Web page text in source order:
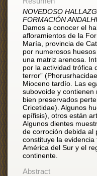
NOVEDOSO
FORMACIÓN
Damos a conocer el
afloramientos de la
María, provincia de
por numerosos
una matriz arenosa.
por la actividad trófica
terror”
Mioceno tardío. Las
subovoide y
bien preservados
Cricetidae). Algunos
epífisis), otros están
Algunos dientes
de corroción debida al
constituye la
América del Sur y el
continente.
Abstract